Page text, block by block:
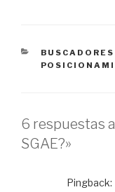
CATEGORÍAS
BUSCADORES
6 respuestas
SGAE?»
Pingback: